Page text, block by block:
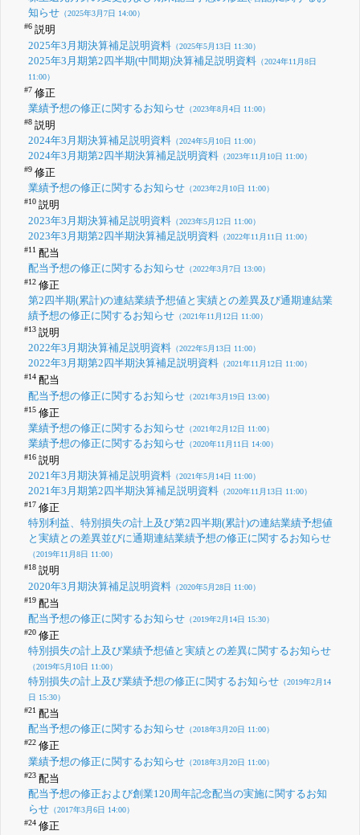
知らせ（2025年3月7日 14:00）
#6説明
2025年3月期決算補足説明資料（2025年5月13日 11:30）
2025年3月期第2四半期(中間期)決算補足説明資料（2024年11月8日
11:00）
#7 修正
業績予想の修正に関するお知らせ（2023年8月4日 11:00）
#8説明
2024年3月期決算補足説明資料（2024年5月10日 11:00）
2024年3月期第2四半期決算補足説明資料（2023年11月10日 11:00）
#9修正
業績予想の修正に関するお知らせ（2023年2月10日 11:00）
#10説明
2023年3月期決算補足説明資料（2023年5月12日 11:00）
2023年3月期第2四半期決算補足説明資料（2022年11月11日 11:00）
#11配当
配当予想の修正に関するお知らせ（2022年3月7日 13:00）
#12修正
第2四半期(累計)の連結業績予想値と実績との差異及び通期連結業
績予想の修正に関するお知らせ（2021年11月12日 11:00）
#13説明
2022年3月期決算補足説明資料（2022年5月13日 11:00）
2022年3月期第2四半期決算補足説明資料（2021年11月12日 11:00）
#14配当
配当予想の修正に関するお知らせ（2021年3月19日 13:00）
#15修正
業績予想の修正に関するお知らせ（2021年2月12日 11:00）
業績予想の修正に関するお知らせ（2020年11月11日 14:00）
#16説明
2021年3月期決算補足説明資料（2021年5月14日 11:00）
2021年3月期第2四半期決算補足説明資料（2020年11月13日 11:00）
#17 修正
特別利益、特別損失の計上及び第2四半期(累計)の連結業績予想値
と実績との差異並びに通期連結業績予想の修正に関するお知らせ
（2019年11月8日 11:00）
#18説明
2020年3月期決算補足説明資料（2020年5月28日 11:00）
#19配当
配当予想の修正に関するお知らせ（2019年2月14日 15:30）
#20修正
特別損失の計上及び業績予想値と実績との差異に関するお知らせ
（2019年5月10日 11:00）
特別損失の計上及び業績予想の修正に関するお知らせ（2019年2月14
日 15:30）
#21配当
配当予想の修正に関するお知らせ（2018年3月20日 11:00）
#22修正
業績予想の修正に関するお知らせ（2018年3月20日 11:00）
#23配当
配当予想の修正および創業120周年記念配当の実施に関するお知
らせ（2017年3月6日 14:00）
#24修正